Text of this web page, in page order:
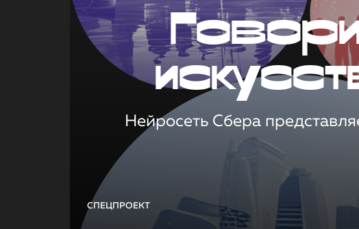
СПЕЦПРОЕКТ
Нейросеть Сбера